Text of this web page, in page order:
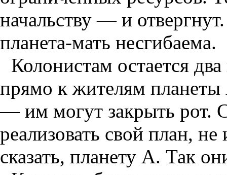
начальству — и
планета-мать несгибаема.
Колонистам остается
прямо к жителям планеты
— им могут закрыть рот.
реализовать свой план,
сказать, планету А. Так